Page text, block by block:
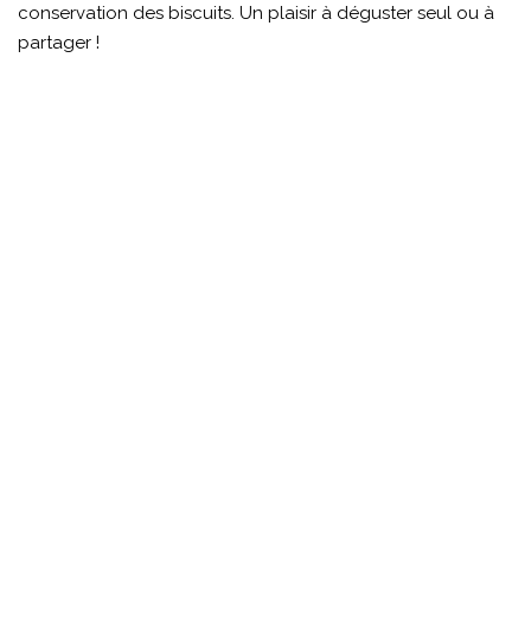
conservation des biscuits. Un plaisir à déguster seul ou à
partager !